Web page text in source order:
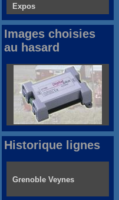
Expos
Images choisies
au hasard
Historique lignes
Grenoble Veynes